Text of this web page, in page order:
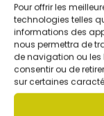
Pour offrir les
technologies telles
informations des
nous permettra de
de navigation ou les
consentir ou de
sur certaines
Laissez un